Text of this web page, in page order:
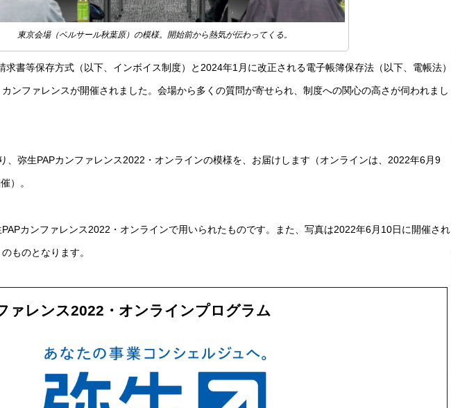
東京会場（ベルサール秋葉原）の模様。開始前から熱気が伝わってくる。
書等保存方式（以下、インボイス制度）と2024年1月に改正される電子帳簿保存法（以下、電帳法）
ンファレンスが開催されました。会場から多くの質問が寄せられ、制度への関心の高さが伺われまし
、弥生PAPカンファレンス2022・オンラインの模様を、お届けします（オンラインは、2022年6月9
）。
カンファレンス2022・オンラインで用いられたものです。また、写真は2022年6月10日に開催され
ものとなります。
ァレンス2022・オンラインプログラム